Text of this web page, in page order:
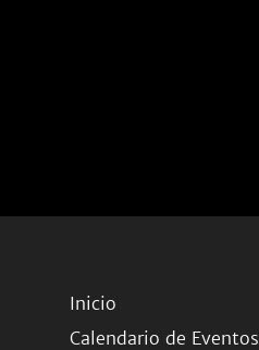
Inicio
Calendario de Eventos